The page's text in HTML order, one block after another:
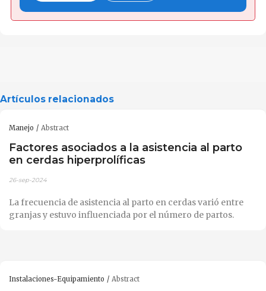
Artículos relacionados
Manejo Abstract
Factores asociados a la asistencia al parto
en cerdas hiperprolíficas
26-sep-2024
La frecuencia de asistencia al parto en cerdas varió entre
granjas y estuvo influenciada por el número de partos.
Instalaciones-Equipamiento Abstract